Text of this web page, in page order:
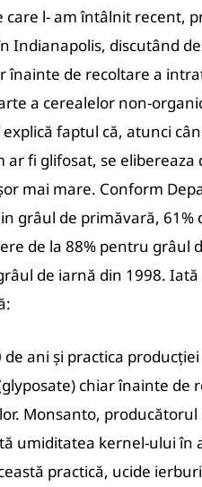
l- am întâlnit recent,
discutând
înainte de recoltare a
a cerealelor non-
faptul că, atunci
ar fi glifosat, se
mai mare. Conform
grâul de primăvară,
de la 88% pentru grâul
de iarnă din 1998.
ani și practica
chiar înainte de
Monsanto, producătorul
umiditatea kernel-ului în
practică, ucide